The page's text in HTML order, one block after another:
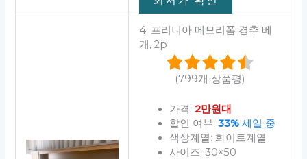
4. 프리니아 메모리폼 경추 베
개, 2p
(799개 상품평)
가격: 2만원대
할인 여부: 33%세일 중
색상계열: 화이트계열
사이즈: 30×50